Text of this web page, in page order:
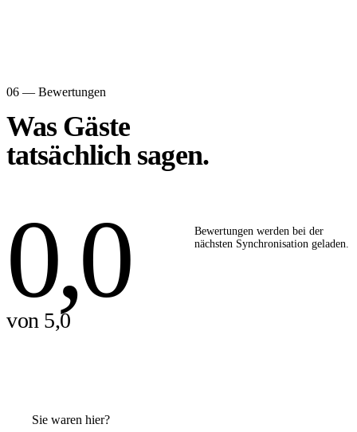
06 — Bewertungen
Was Gäste
tatsächlich sagen.
0,0
von 5,0
Bewertungen werden bei der
nächsten Synchronisation geladen.
Sie waren hier?